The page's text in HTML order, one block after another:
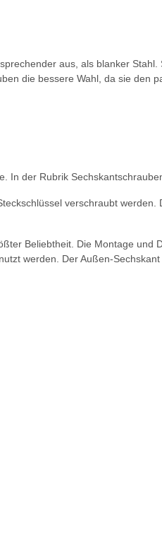
aus, als blanker
die bessere Wahl, da sie den
der Rubrik
verschraubt
Beliebtheit. Die Montage und
werden. Der Außen-